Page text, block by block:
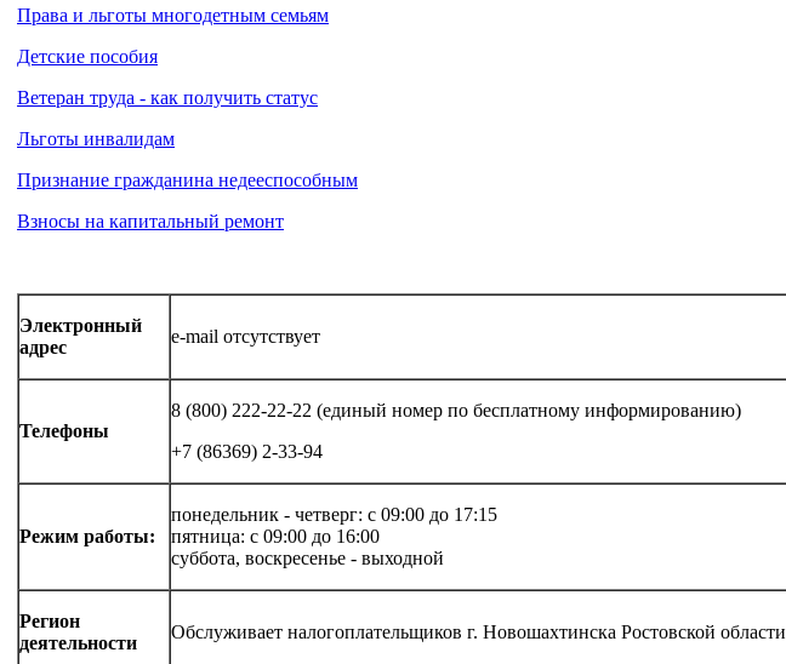
Права и льготы многодетным семьям
Детские пособия
Ветеран труда - как получить статус
Льготы инвалидам
Признание гражданина недееспособным
Взносы на капитальный ремонт
Электронный
адрес
e-mail отсутствует
Телефоны
8 (800) 222-22-22 (единый номер по бесплатному информированию)
+7 (86369) 2-33-94
Режим работы:
понедельник - четверг: с 09:00 до 17:15
пятница: с 09:00 до 16:00
суббота, воскресенье - выходной
Регион
деятельности
Обслуживает налогоплательщиков г. Новошахтинска Ростовской области